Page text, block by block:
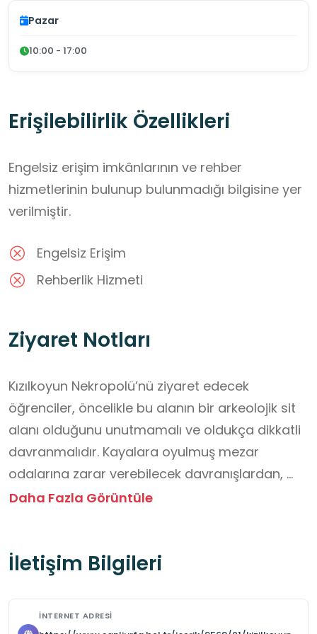
Pazar
10:00 - 17:00
Erişilebilirlik Özellikleri
Engelsiz erişim imkânlarının ve rehber
hizmetlerinin bulunup bulunmadığı bilgisine yer
verilmiştir.
Engelsiz Erişim
Rehberlik Hizmeti
Ziyaret Notları
Kızılkoyun Nekropolü’nü ziyaret edecek
öğrenciler, öncelikle bu alanın bir arkeolojik sit
alanı olduğunu unutmamalı ve oldukça dikkatli
davranmalıdır. Kayalara oyulmuş mezar
odalarına zarar verebilecek davranışlardan,
taşlara dokunmaktan veya herhangi bir
öğretmenin yönlendirmeleri dikkatle dinlenmeli,
öğrenciler, flaş kullanmamaya ve çevreye
Daha Fazla Görüntüle
İletişim Bilgileri
İNTERNET ADRESI